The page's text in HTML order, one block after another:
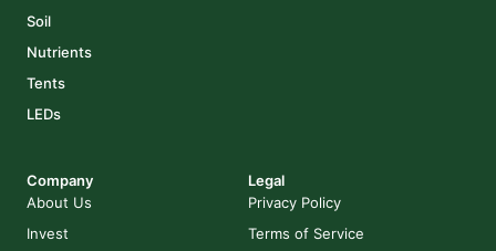
Soil
Nutrients
Tents
LEDs
Company
About Us
Invest
Legal
Privacy Policy
Terms of Service